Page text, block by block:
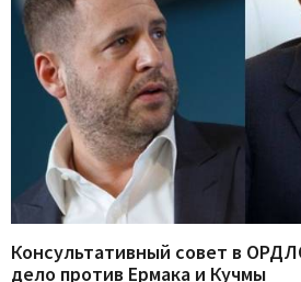
Консультативный совет в
дело против Ермака и Кучмы